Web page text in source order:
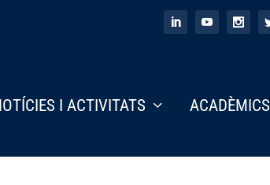
I ACTIVITATS ACADÈMICS